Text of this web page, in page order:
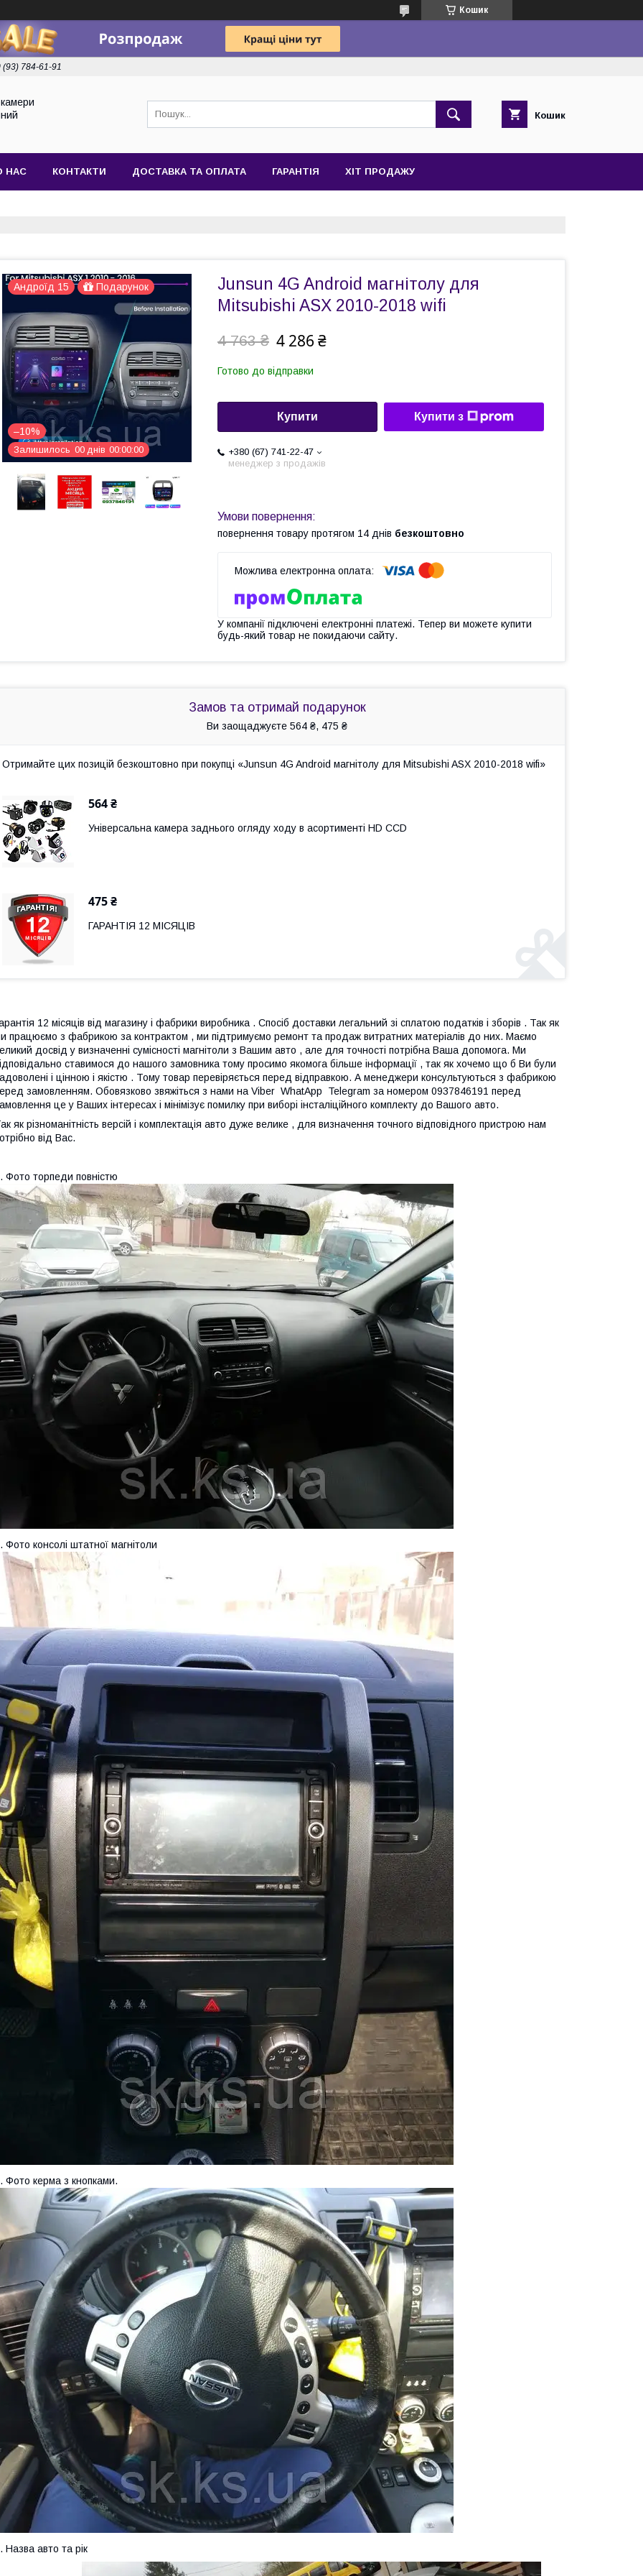
Кошик
(93) 784-61-91
Кошик
НАС КОНТАКТИ ДОСТАВКА ТА ОПЛАТА ГАРАНТІЯ ХІТ ПРОДАЖУ
Андроїд 15 Подарунок
–10%
Залишилось 00 днів 00 00 00
Junsun 4G Android магнітолу для
Mitsubishi ASX 2010-2018 wifi
4 763 ₴ 4 286 ₴
Готово до відправки
Купити Купити з
+380 (67) 741-22-47
менеджер з продажів
повернення товару протягом 14 днів безкоштовно
У компанії підключені електронні платежі. Тепер ви можете купити
будь-який товар не покидаючи сайту.
Замов та отримай подарунок
Ви заощаджуєте 564 ₴, 475 ₴
Отримайте цих позицій безкоштовно при покупці «Junsun 4G Android магнітолу для Mitsubishi ASX 2010-2018 wifi»
564 ₴
Універсальна камера заднього огляду ходу в асортименті HD ССD
475 ₴
ГАРАНТІЯ 12 МІСЯЦІВ
12 місяців від магазину і фабрики виробника . Спосіб доставки легальний зі сплатою податків і зборів . Так як
працюємо з фабрикою за контрактом , ми підтримуємо ремонт та продаж витратних матеріалів до них. Маємо
досвід у визначенні сумісності магнітоли з Вашим авто , але для точності потрібна Ваша допомога. Ми
ставимося до нашого замовника тому просимо якомога більше інформації , так як хочемо що б Ви були
і цінною і якістю . Тому товар перевіряється перед відправкою. А менеджери консультуються з фабрикою
замовленням. Обовязково звяжіться з нами на Viber WhatApp Telegram за номером 0937846191 перед
це у Ваших інтересах і мінімізує помилку при виборі інсталіційного комплекту до Вашого авто.
як різноманітність версій і комплектація авто дуже велике , для визначення точного відповідного пристрою нам
від Вас.
Фото торпеди повністю
Фото консолі штатної магнітоли
Фото керма з кнопками.
Назва авто та рік